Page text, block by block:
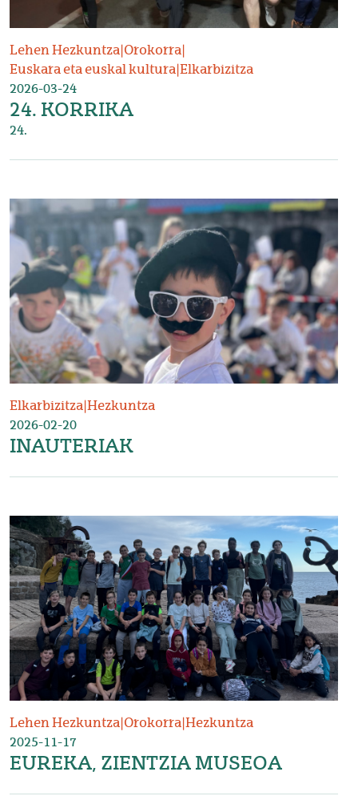
Lehen Hezkuntza|Orokorra|
Euskara eta euskal kultura|Elkarbizitza
2026-03-24
24. KORRIKA
24.
Irudia
Elkarbizitza|Hezkuntza
2026-02-20
INAUTERIAK
Irudia
Lehen Hezkuntza Orokorra Hezkuntza
2025-11-17
EUREKA, ZIENTZIA MUSEOA